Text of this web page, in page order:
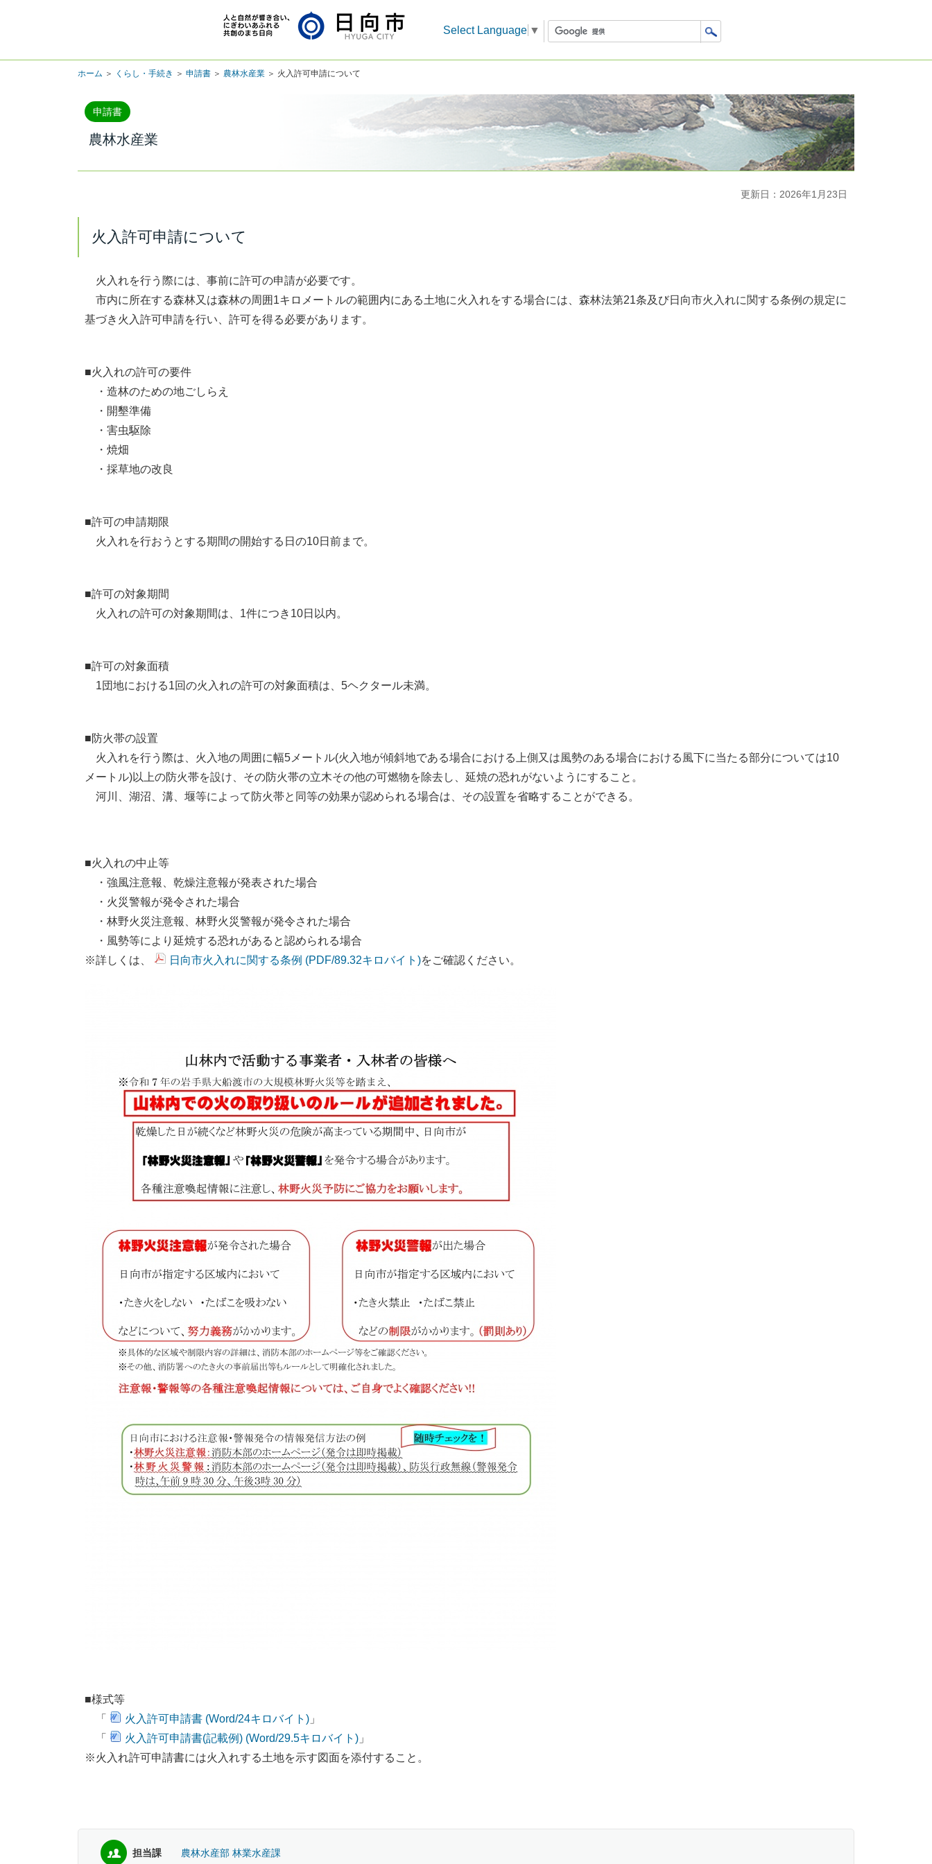
Select Language ▼
ホーム ＞ くらし・手続き ＞ 申請書 ＞ 農林水産業 ＞ 火入許可申請について
申請書
農林水産業
更新日：2026年1月23日
火入許可申請について
火入れを行う際には、事前に許可の申請が必要です。
市内に所在する森林又は森林の周囲1キロメートルの範囲内にある土地に火入れをする場合には、森林法第21条及び日向市火入れに関する条例の規定に
基づき火入許可申請を行い、許可を得る必要があります。
■火入れの許可の要件
・造林のための地ごしらえ
・開墾準備
・害虫駆除
・焼畑
・採草地の改良
■許可の申請期限
火入れを行おうとする期間の開始する日の10日前まで。
■許可の対象期間
火入れの許可の対象期間は、1件につき10日以内。
■許可の対象面積
1団地における1回の火入れの許可の対象面積は、5ヘクタール未満。
■防火帯の設置
火入れを行う際は、火入地の周囲に幅5メートル(火入地が傾斜地である場合における上側又は風勢のある場合における風下に当たる部分については10
メートル)以上の防火帯を設け、その防火帯の立木その他の可燃物を除去し、延焼の恐れがないようにすること。
河川、湖沼、溝、堰等によって防火帯と同等の効果が認められる場合は、その設置を省略することができる。
■火入れの中止等
・強風注意報、乾燥注意報が発表された場合
・火災警報が発令された場合
・林野火災注意報、林野火災警報が発令された場合
・風勢等により延焼する恐れがあると認められる場合
※詳しくは、
日向市火入れに関する条例 (PDF/89.32キロバイト)をご確認ください。
■様式等
「
火入許可申請書 (Word/24キロバイト) 」
「
火入許可申請書(記載例) (Word/29.5キロバイト) 」
※火入れ許可申請書には火入れする土地を示す図面を添付すること。
担当課 農林水産部 林業水産課